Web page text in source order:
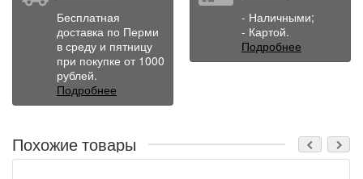
Бесплатная
доставка по Перми
в среду и пятницу
при покупке от 1000
рублей.
Подробнее
- Наличными;
- Картой.
Подробнее
Похожие товары